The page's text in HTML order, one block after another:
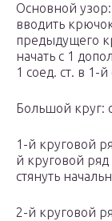
Основной
вводить
предыдущего
начать с 1
1 соед. ст. в 1-
Большой круг:
1-й круговой
й круговой
стянуть
2-й круговой